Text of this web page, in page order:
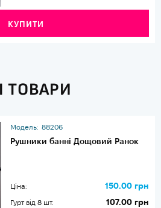
КУПИТИ
ТОВАРИ
Модель: 88206
Рушники банні Дощовий Ранок
Ціна: 150.00 грн
Гурт від 8 шт. 107.00 грн